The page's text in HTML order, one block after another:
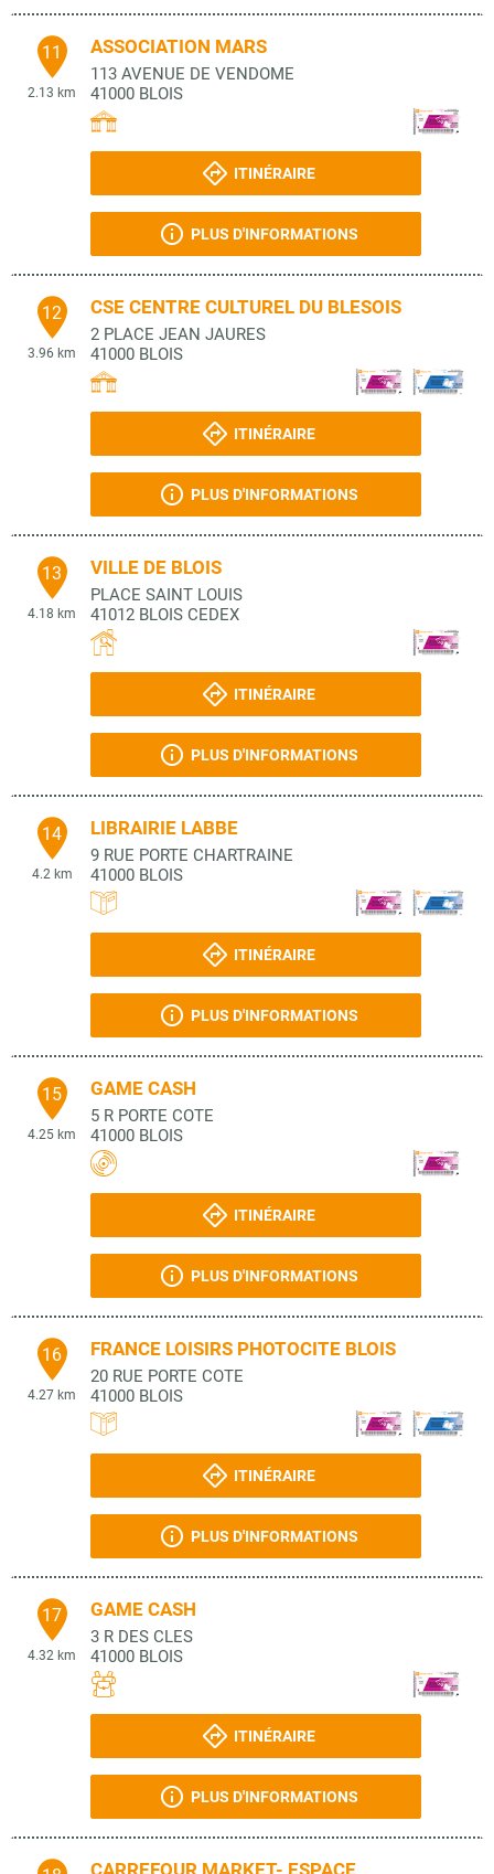
11
2.13 km
ASSOCIATION MARS
113 AVENUE DE VENDOME
41000 BLOIS
ITINÉRAIRE
PLUS D'INFORMATIONS
12
3.96 km
CSE CENTRE CULTUREL DU BLESOIS
2 PLACE JEAN JAURES
41000 BLOIS
ITINÉRAIRE
PLUS D'INFORMATIONS
13
4.18 km
VILLE DE BLOIS
PLACE SAINT LOUIS
41012 BLOIS CEDEX
ITINÉRAIRE
PLUS D'INFORMATIONS
14
4.2 km
LIBRAIRIE LABBE
9 RUE PORTE CHARTRAINE
41000 BLOIS
ITINÉRAIRE
PLUS D'INFORMATIONS
15
4.25 km
GAME CASH
5 R PORTE COTE
41000 BLOIS
ITINÉRAIRE
PLUS D'INFORMATIONS
16
4.27 km
FRANCE LOISIRS PHOTOCITE BLOIS
20 RUE PORTE COTE
41000 BLOIS
ITINÉRAIRE
PLUS D'INFORMATIONS
17
4.32 km
GAME CASH
3 R DES CLES
41000 BLOIS
ITINÉRAIRE
PLUS D'INFORMATIONS
CARREFOUR MARKET- ESPACE